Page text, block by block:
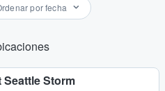
por fecha
Storm